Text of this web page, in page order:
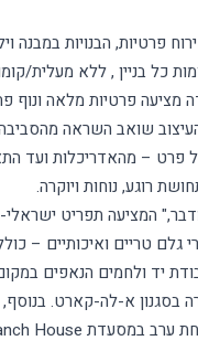
יחידות אירוח פרטיות, הבנויות
כל בניין , ללא מעלית/
מציעה פרטיות מלאה ונוף
שואב השראה
פרט – מהאדריכלות ועד
המציעה תפריט ישראלי-
גלם טריים ואיכותיים –
יד ולחמים הנאפים
בסגנון א-לה-קארט. בנוסף,